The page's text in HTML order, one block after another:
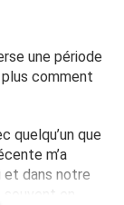
une période
comment
quelqu’un que
m’a
et dans notre
en